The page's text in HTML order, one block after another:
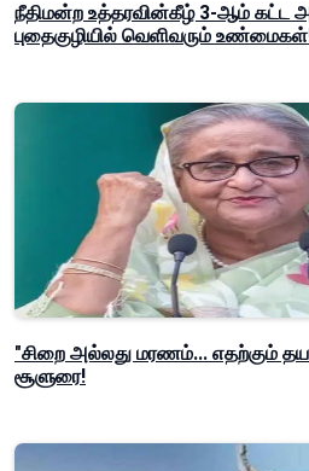
நீதிமன்ற உத்தரவின்கீழ் 3-ஆம் கட்ட
புதைகுழியில் வெளிவரும்
"சிறை அல்லது மரணம்... எதற்கும்
சூளுரை!